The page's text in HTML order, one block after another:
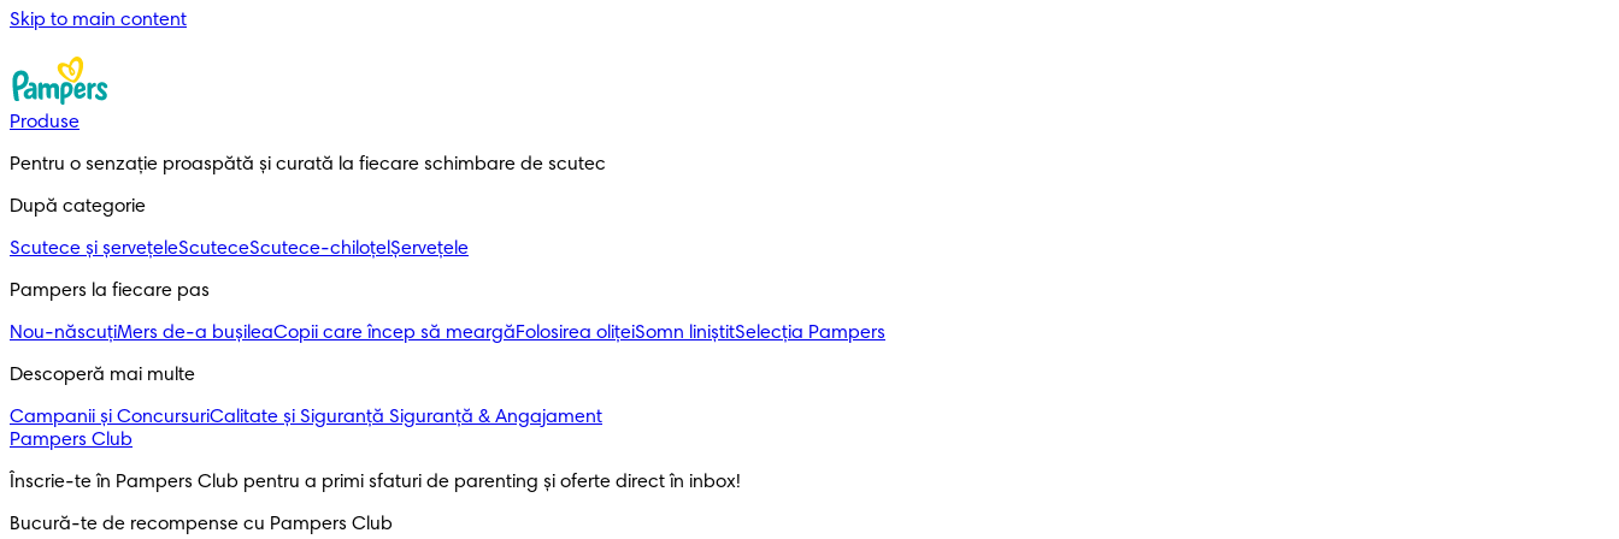
Skip to main content
Produse
Pentru o senzație proaspătă și curată la fiecare schimbare de scutec
După categorie
Scutece și șervețeleScuteceScutece-chiloțelȘervețele
Pampers la fiecare pas
Nou-născuțiMers de-a bușileaCopii care încep să meargăFolosirea olițeiSomn liniștitSelecția Pampers
Descoperă mai multe
Campanii și ConcursuriCalitate și Siguranță Siguranță & Angajament
Pampers Club
Înscrie-te în Pampers Club pentru a primi sfaturi de parenting și oferte direct în inbox!
Bucură-te de recompense cu Pampers Club